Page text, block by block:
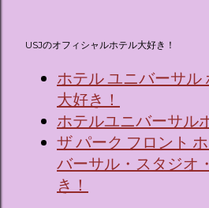
USJのオフィシャルホテル大好き！
ホテル ユニバーサル
大好き！
ホテルユニバーサル
ザ パーク フロント
バーサル・スタジオ
き！